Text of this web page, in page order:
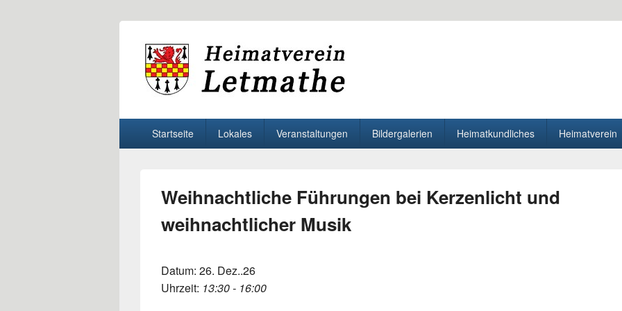
Heimatverein Letmathe
Startseite Lokales Veranstaltungen Bildergalerien Heimatkundliches Heimatverein
Weihnachtliche Führungen bei Kerzenlicht und
weihnachtlicher Musik
Datum: 26. Dez..26
Uhrzeit: 13:30 - 16:00